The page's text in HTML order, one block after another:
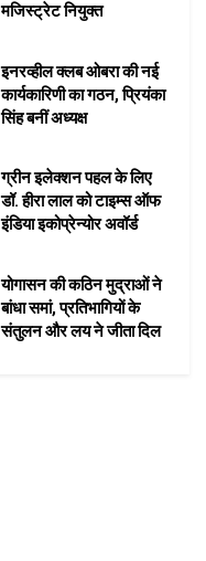
मजिस्ट्रेट नियुक्त
इनरव्हील क्लब ओबरा की नई
कार्यकारिणी का गठन, प्रियंका
सिंह बनीं अध्यक्ष
ग्रीन इलेक्शन पहल के लिए
डॉ. हीरा लाल को टाइम्स ऑफ
इंडिया इकोप्रेन्योर अवॉर्ड
योगासन की कठिन मुद्राओं ने
बांधा समां, प्रतिभागियों के
संतुलन और लय ने जीता दिल